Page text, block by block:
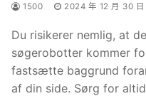
1500 2024 年 12 月 30 日
Du risikerer nemlig, at
søgerobotter kommer
fastsætte baggrund
af din side. Sørg for